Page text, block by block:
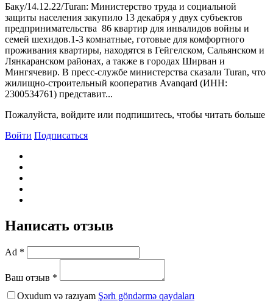
Баку/14.12.22/Turan: Министерство труда и социальной
защиты населения закупило 13 декабря у двух субъектов
предпринимательства 86 квартир для инвалидов войны и
семей шехидов.1-3 комнатные, готовые для комфортного
проживания квартиры, находятся в Гейгелском, Сальянском и
Лянкаранском районах, а также в городах Ширван и
Мингячевир. В пресс-службе министерства сказали Turan, что
жилищно-строительный кооператив Avanqard (ИНН:
2300534761) представит...
Пожалуйста, войдите или подпишитесь, чтобы читать больше
Войти Подписаться
Написать отзыв
Ad *
Ваш отзыв *
Oxudum və razıyam Şərh göndərmə qaydaları